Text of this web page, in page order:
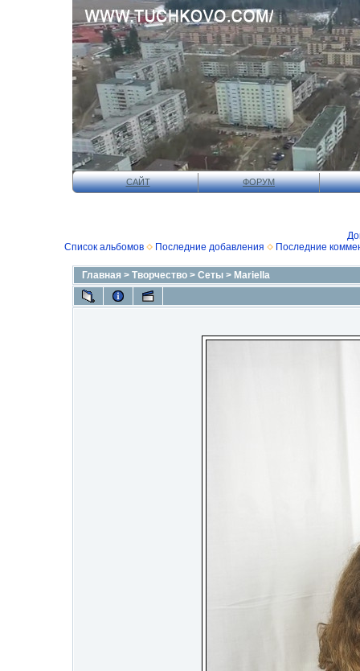
САЙТ ФОРУМ
Список альбомов
Последние добавления Последние
Главная > Творчество > Сеты > Mariella